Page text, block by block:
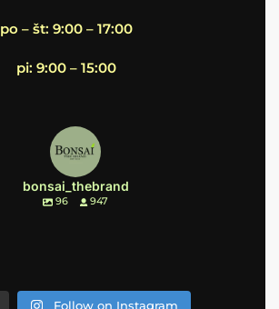
po – št: 9:00 – 17:00
pi: 9:00 – 15:00
bonsai_thebrand
96 947
Follow on Instagram